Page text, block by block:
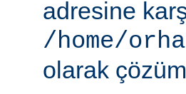
adresine
/home/
olarak